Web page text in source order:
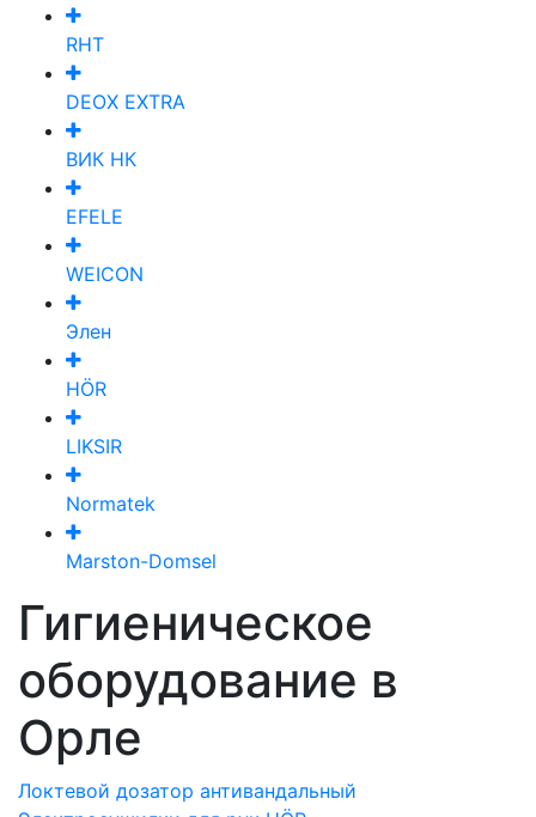
RHT
DEOX EXTRA
ВИК НК
EFELE
WEICON
Элен
HÖR
LIKSIR
Normatek
Marston-Domsel
Гигиеническое
оборудование в
Орле
Локтевой дозатор антивандальный